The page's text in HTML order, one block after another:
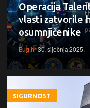
Operacija
vlasti zatvorile
osumnjičenike
Bug.hr30. siječnja 2025.
SIGURNOST